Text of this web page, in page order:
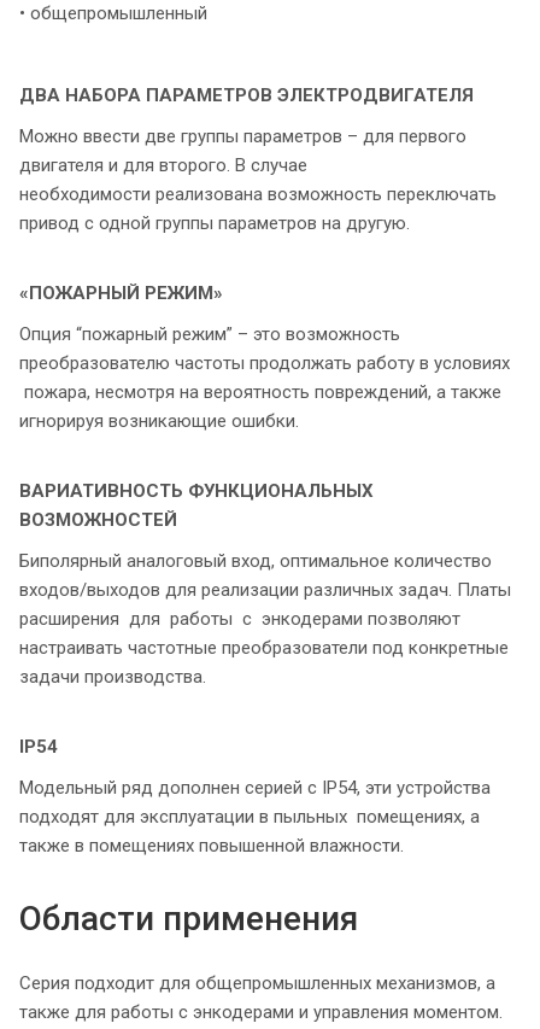
• общепромышленный
ДВА НАБОРА ПАРАМЕТРОВ ЭЛЕКТРОДВИГАТЕЛЯ
Можно ввести две группы параметров – для первого
двигателя и для второго. В случае
необходимости реализована возможность переключать
привод с одной группы параметров на другую.
«ПОЖАРНЫЙ РЕЖИМ»
Опция “пожарный режим” – это возможность
преобразователю частоты продолжать работу в условиях
пожара, несмотря на вероятность повреждений, а также
игнорируя возникающие ошибки.
ВАРИАТИВНОСТЬ ФУНКЦИОНАЛЬНЫХ
ВОЗМОЖНОСТЕЙ
Биполярный аналоговый вход, оптимальное количество
входов/выходов для реализации различных задач. Платы
расширения для работы с энкодерами позволяют
настраивать частотные преобразователи под конкретные
задачи производства.
IP54
Модельный ряд дополнен серией с IP54, эти устройства
подходят для эксплуатации в пыльных помещениях, а
также в помещениях повышенной влажности.
Области применения
Серия подходит для общепромышленных механизмов, а
также для работы с энкодерами и управления моментом.